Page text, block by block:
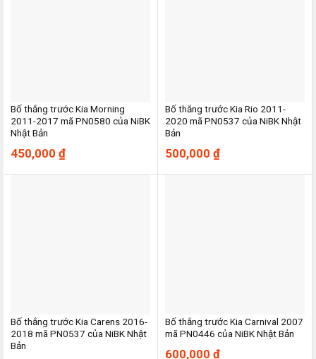
Bố thắng trước Kia Morning
2011-2017 mã PN0580 của NiBK
Nhật Bản
450,000 ₫
Bố thắng trước Kia Rio 2011-
2020 mã PN0537 của NiBK Nhật
Bản
500,000 ₫
Bố thắng trước Kia Carens 2016-
2018 mã PN0537 của NiBK Nhật
Bản
Bố thắng trước Kia Carnival 2007
mã PN0446 của NiBK Nhật Bản
600,000 ₫